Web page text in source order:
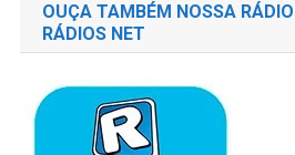
OUÇA TAMBÉM NOSSA
RÁDIOS NET